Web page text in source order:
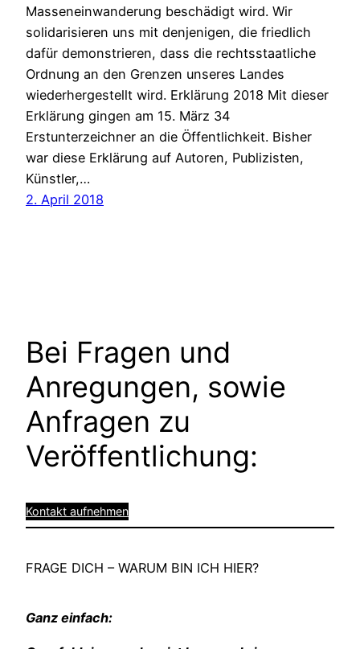
Masseneinwanderung beschädigt wird. Wir
solidarisieren uns mit denjenigen, die friedlich
dafür demonstrieren, dass die rechtsstaatliche
Ordnung an den Grenzen unseres Landes
wiederhergestellt wird. Erklärung 2018 Mit dieser
Erklärung gingen am 15. März 34
Erstunterzeichner an die Öffentlichkeit. Bisher
war diese Erklärung auf Autoren, Publizisten,
Künstler,…
2. April 2018
Bei Fragen und
Anregungen, sowie
Anfragen zu
Veröffentlichung:
Kontakt aufnehmen
FRAGE DICH – WARUM BIN ICH HIER?
Ganz einfach: